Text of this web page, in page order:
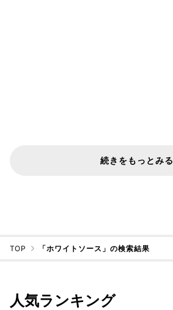
続きをもっとみる
TOP 「ホワイトソース」の検索結果
人気ランキング